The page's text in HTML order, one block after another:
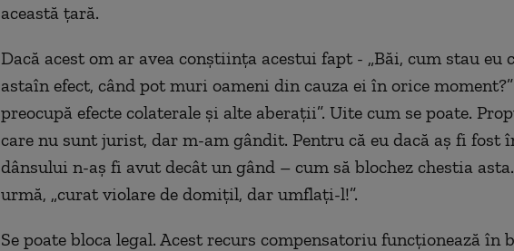
această țară.
Dacă acest om ar avea conștiința acestui fapt - „Băi, cum stau eu
astaîn efect, când pot muri oameni din cauza ei în orice
preocupă efecte colaterale și alte aberații”. Uite cum se poate.
care nu sunt jurist, dar m-am gândit. Pentru că eu dacă aș fi fost
dânsului n-aș fi avut decât un gând – cum să blochez chestia
urmă, „curat violare de domițil, dar umflați-l!”.
Se poate bloca legal. Acest recurs compensatoriu funcționează în